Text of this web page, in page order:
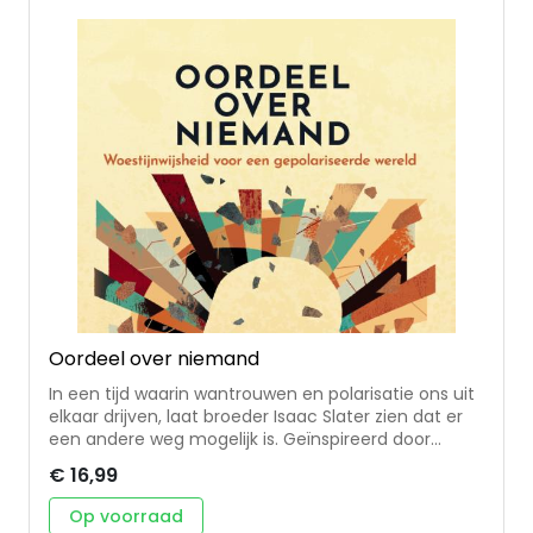
- De geautoriseerde Nederlandse vertaling
Oordeel over niemand
In een tijd waarin wantrouwen en polarisatie ons uit
elkaar drijven, laat broeder Isaac Slater zien dat er
een andere weg mogelijk is. Geïnspireerd door
deze houding een genezend antwoord kan zijn voor
een wereld - en een kerk - die verdeeld raakt. Slater
€ 16,99
Op voorraad